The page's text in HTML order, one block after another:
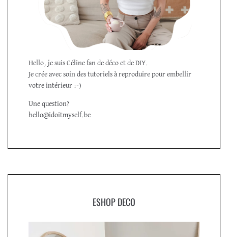
Hello, je suis Céline fan de déco et de DIY.
Je crée avec soin des tutoriels à reproduire pour embellir
votre intérieur :-)
Une question?
hello@idoitmyself.be
ESHOP DECO